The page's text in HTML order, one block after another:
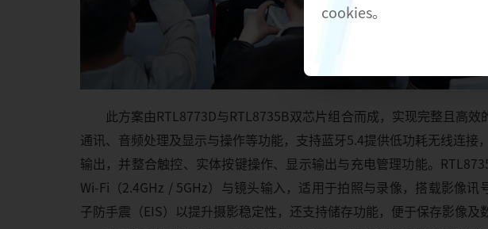
此方案由RTL8773D与RTL8735B双芯片组合而成，实现完整且高
通讯、音频处理及显示与操作等功能，支持蓝牙5.4提供低功耗无线连接
输出，并整合触控、实体按键操作、显示输出与充电管理功能。
Wi-Fi（2.4GHz / 5GHz）与镜头输入，适用于拍照与录像，搭载影像
子防手震（EIS）以提升摄影稳定性，还支持储存功能，便于保存影像及
cookies。